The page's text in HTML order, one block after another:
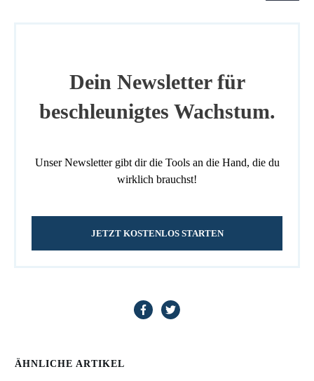
Dein Newsletter für
beschleunigtes Wachstum.
Unser Newsletter gibt dir die Tools an die Hand, die du
wirklich brauchst!
JETZT KOSTENLOS STARTEN
ÄHNLICHE ARTIKEL